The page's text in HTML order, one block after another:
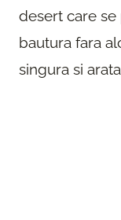
desert care se
bautura fara
singura si